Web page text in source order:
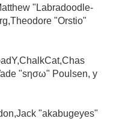
"Labradoodle-
"Orstio"
"sησω" Poulsen, y
"akabugeyes"